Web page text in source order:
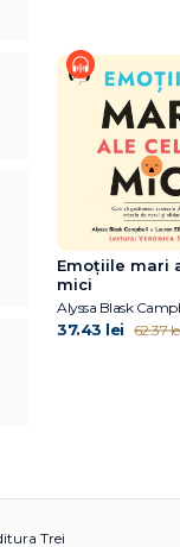
Emoțiile mari
mici
Alyssa Blask
37.43 lei 62.37
Trei